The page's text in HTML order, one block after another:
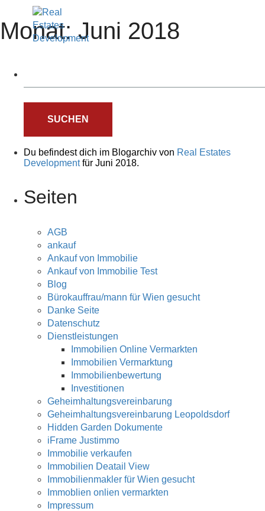
Monat:Juni 2018
Du befindest dich im Blogarchiv von Real Estates
Developmentfür Juni 2018.
Seiten
AGB
ankauf
Ankauf von Immobilie
Ankauf von Immobilie Test
Blog
Bürokauffrau/mann für Wien gesucht
Danke Seite
Datenschutz
Dienstleistungen
Immobilien Online Vermarkten
Immobilien Vermarktung
Immobilienbewertung
Investitionen
Geheimhaltungsvereinbarung
Geheimhaltungsvereinbarung Leopoldsdorf
Hidden Garden Dokumente
iFrame Justimmo
Immobilie verkaufen
Immobilien Deatail View
Immobilienmakler für Wien gesucht
Immoblien onlien vermarkten
Impressum